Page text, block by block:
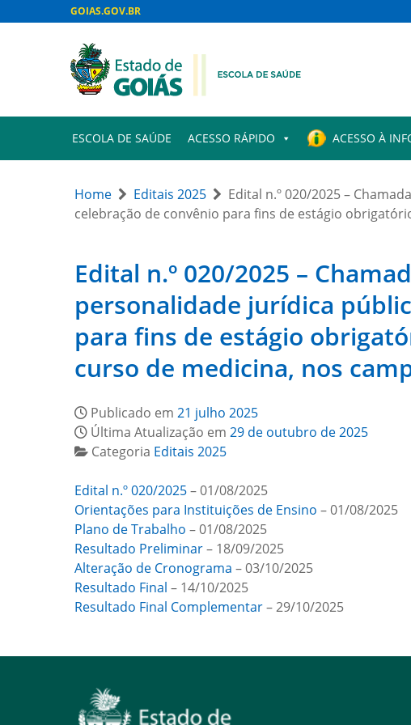
GOIAS.GOV.BR
ESCOLA DE SAÚDE ACESSO RÁPIDO ACESSO À
Home Editais 2025
Edital n.º 020/2025 –
celebração de convênio para fins de estágio
Edital n.º 020/2025 –
personalidade jurídica
para fins de estágio
curso de medicina, nos
Publicado em 21 julho 2025
Última Atualização em 29 de outubro de 2025
Categoria Editais 2025
Edital n.º 020/2025– 01/08/2025
Orientações para Instituições de Ensino – 01/08/2025
Plano de Trabalho – 01/08/2025
Resultado Preliminar– 18/09/2025
Alteração de Cronograma – 03/10/2025
Resultado Final – 14/10/2025
Resultado Final Complementar– 29/10/2025